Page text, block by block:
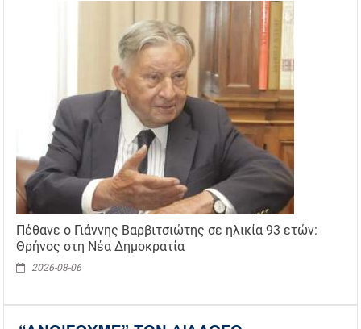
Πέθανε ο Γιάννης Βαρβιτσιώτης σε ηλικία 93 ετών:
Θρήνος στη Νέα Δημοκρατία
2026-08-06